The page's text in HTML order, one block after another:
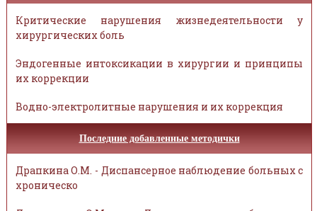
Критические нарушения жизнедеятельности у
хирургических боль
Эндогенные интоксикации в хирургии и принципы
их коррекции
Водно-электролитные нарушения и их коррекция
Последние добавленные методички
Драпкина О.М. - Диспансерное наблюдение больных с
хроническо